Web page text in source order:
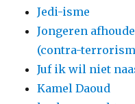
Jedi-isme
Jongeren
(contra-
Juf ik wil niet
Kamel Daoud